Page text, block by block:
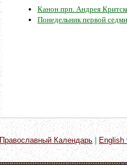
Канон прп. Андрея
Понедельник первой
Православный Календарь English